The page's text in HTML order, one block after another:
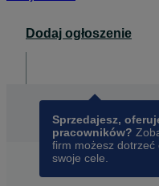
Dodaj ogłoszenie
Sprzedajesz,
pracowników?
firm możesz
swoje cele.